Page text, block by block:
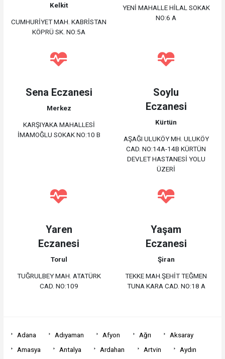
Kelkit
CUMHURİYET MAH. KABRİSTAN
KÖPRÜ SK. NO:5A
YENİ MAHALLE HİLAL SOKAK
NO:6 A
Sena Eczanesi
Merkez
KARŞIYAKA MAHALLESİ
İMAMOĞLU SOKAK NO:10 B
Soylu
Eczanesi
Kürtün
AŞAĞI ULUKÖY MH. ULUKÖY
CAD. NO:14A-14B KÜRTÜN
DEVLET HASTANESİ YOLU
ÜZERİ
Yaren
Eczanesi
Torul
TUĞRULBEY MAH. ATATÜRK
CAD. NO:109
Yaşam
Eczanesi
Şiran
TEKKE MAH.ŞEHİT TEĞMEN
TUNA KARA CAD. NO:18 A
Adana Adıyaman Afyon Ağrı
Aksaray
Amasya
Antalya Ardahan Artvin
Aydın